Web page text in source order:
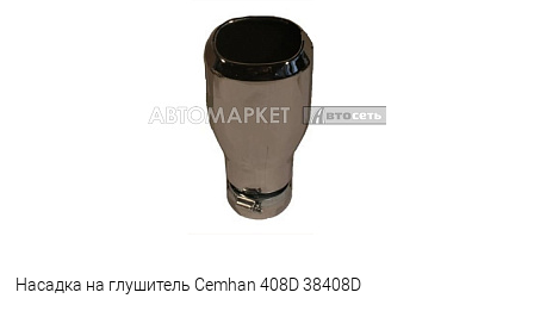
Насадка на глушитель Cemhan 408D 38408D